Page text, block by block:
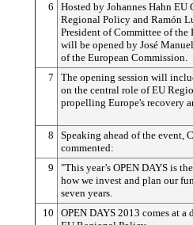
6
Hosted by Johannes Hahn EU
Regional Policy and Ramón
President of Committee of the
will be opened by José
of the European Commission.
7
The opening session will
on the central role of EU
propelling Europe's recovery
8
Speaking ahead of the event,
commented:
9
"This year’s OPEN DAYS is
how we invest and plan our
seven years.
10
OPEN DAYS 2013 comes at a